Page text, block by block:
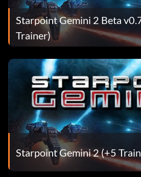
Starpoint Gemini 2 Beta
Trainer)
Starpoint Gemini 2 (+5